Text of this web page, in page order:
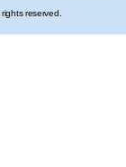
reserved.